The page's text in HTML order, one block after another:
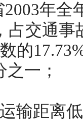
年全
占交通事
的
一；
输距离